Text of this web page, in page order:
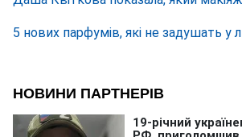
5 нових парфумів, які не задушать у